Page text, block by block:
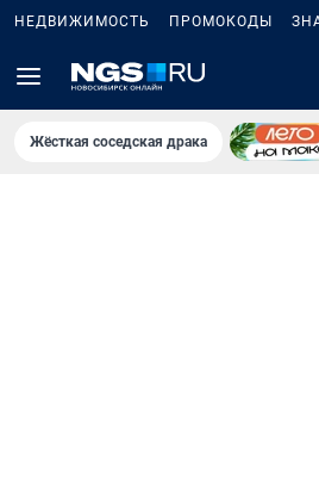
НЕДВИЖИМОСТЬ ПРОМОКОДЫ
Жёсткая соседская драка